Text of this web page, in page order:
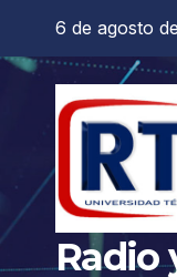
contenido
6 de agosto
Radio